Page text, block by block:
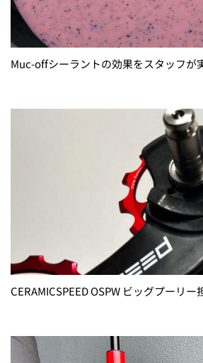
Muc-offシーラントの効果をスタッフが
CERAMICSPEED OSPW ビッグプーリー